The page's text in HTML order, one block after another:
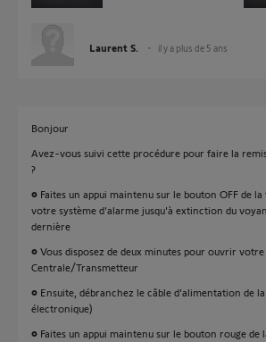
Laurent S. il y a plus de 5 ans
Bonjour
Avez-vous suivi cette procédure pour faire la
?
• Faites un appui maintenu sur le bouton OFF de
votre système d'alarme jusqu'à extinction du
dernière
• Vous disposez de deux minutes pour ouvrir votre
Centrale/Transmetteur
• Ensuite, débranchez le câble d'alimentation de
électronique)
• Faites un appui maintenu sur le bouton rouge de